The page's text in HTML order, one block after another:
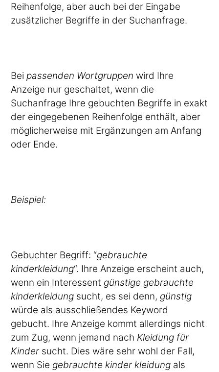
Reihenfolge, aber auch bei der Eingabe
zusätzlicher Begriffe in der Suchanfrage.
Bei passenden Wortgruppen wird Ihre
Anzeige nur geschaltet, wenn die
Suchanfrage Ihre gebuchten Begriffe in exakt
der eingegebenen Reihenfolge enthält, aber
möglicherweise mit Ergänzungen am Anfang
oder Ende.
Beispiel:
Gebuchter Begriff: “gebrauchte
kinderkleidung“. Ihre Anzeige erscheint auch,
wenn ein Interessent günstige gebrauchte
kinderkleidung sucht, es sei denn, günstig
würde als ausschließendes Keyword
gebucht. Ihre Anzeige kommt allerdings nicht
zum Zug, wenn jemand nach Kleidung für
Kinder sucht. Dies wäre sehr wohl der Fall,
wenn Sie gebrauchte kinder kleidung als